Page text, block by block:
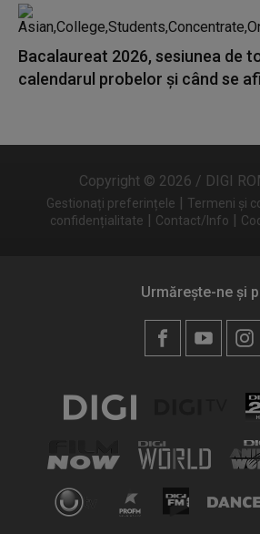
Bacalaureat 2026, sesiunea de
calendarul probelor și când se
Copyright © 2026 / DIGI
Gestionați preferințele | Termeni și
confidențialitate | Contact/Info |
Urmărește-ne și